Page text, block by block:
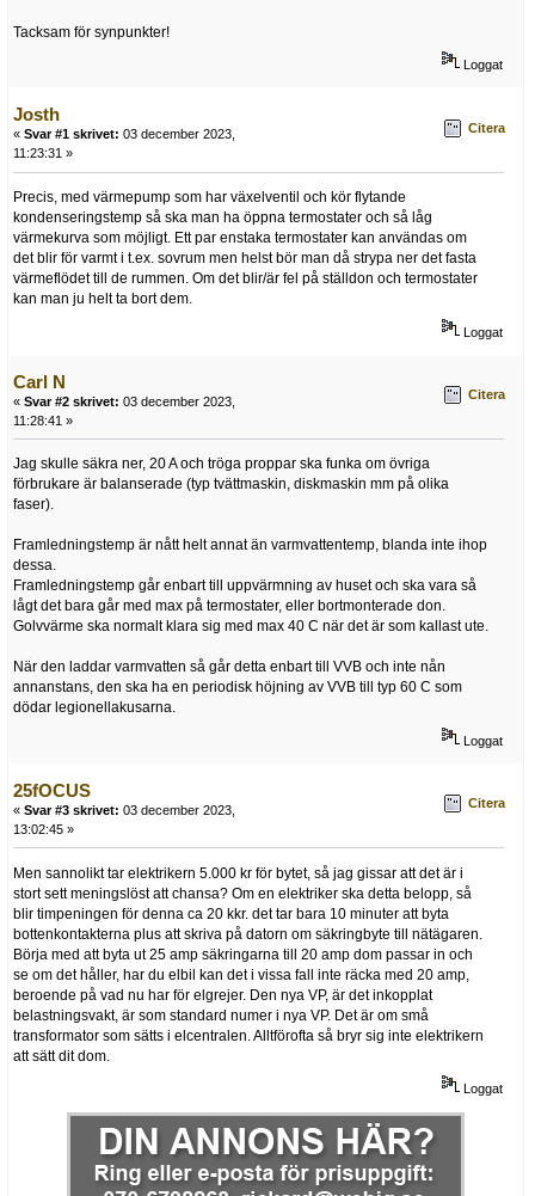
Tacksam för synpunkter!
Loggat
Josth
« Svar #1 skrivet: 03 december 2023,
11:23:31 »
Citera
Precis, med värmepump som har växelventil och kör flytande
kondenseringstemp så ska man ha öppna termostater och så låg
värmekurva som möjligt. Ett par enstaka termostater kan användas om
det blir för varmt i t.ex. sovrum men helst bör man då strypa ner det fasta
värmeflödet till de rummen. Om det blir/är fel på ställdon och termostater
kan man ju helt ta bort dem.
Loggat
Carl N
« Svar #2 skrivet: 03 december 2023,
11:28:41 »
Citera
Jag skulle säkra ner, 20 A och tröga proppar ska funka om övriga
förbrukare är balanserade (typ tvättmaskin, diskmaskin mm på olika
faser).
Framledningstemp är nått helt annat än varmvattentemp, blanda inte ihop
dessa.
Framledningstemp går enbart till uppvärmning av huset och ska vara så
lågt det bara går med max på termostater, eller bortmonterade don.
Golvvärme ska normalt klara sig med max 40 C när det är som kallast ute.
När den laddar varmvatten så går detta enbart till VVB och inte nån
annanstans, den ska ha en periodisk höjning av VVB till typ 60 C som
dödar legionellakusarna.
Loggat
25fOCUS
« Svar #3 skrivet: 03 december 2023,
13:02:45 »
Citera
Men sannolikt tar elektrikern 5.000 kr för bytet, så jag gissar att det är i
stort sett meningslöst att chansa? Om en elektriker ska detta belopp, så
blir timpeningen för denna ca 20 kkr. det tar bara 10 minuter att byta
bottenkontakterna plus att skriva på datorn om säkringbyte till nätägaren.
Börja med att byta ut 25 amp säkringarna till 20 amp dom passar in och
se om det håller, har du elbil kan det i vissa fall inte räcka med 20 amp,
beroende på vad nu har för elgrejer. Den nya VP, är det inkopplat
belastningsvakt, är som standard numer i nya VP. Det är om små
transformator som sätts i elcentralen. Alltförofta så bryr sig inte elektrikern
att sätt dit dom.
Loggat